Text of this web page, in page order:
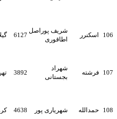
شریف پوراصل
اطاقوری
6127 گیلان
بجستانی
3892 تهران
شهریاری پور 4638 کرمان